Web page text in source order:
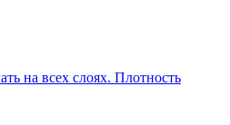
на всех слоях. Плотность